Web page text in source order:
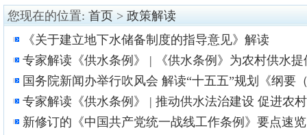
您现在的位置: 首页 > 政策解读
《关于建立地下水储备制度的指导意见》解读
专家解读《供水条例》 | 《供水条例》为农村供水
国务院新闻办举行吹风会 解读“十五五”规划《纲要
专家解读《供水条例》 | 推动供水法治建设 促进农
新修订的《中国共产党统一战线工作条例》要点速览